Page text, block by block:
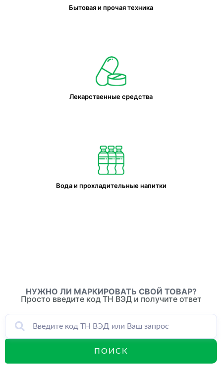
Бытовая и прочая техника
Лекарственные средства
Вода и прохладительные напитки
НУЖНО ЛИ МАРКИРОВАТЬ СВОЙ ТОВАР?
Просто введите код ТН ВЭД и получите ответ
ПОИСК